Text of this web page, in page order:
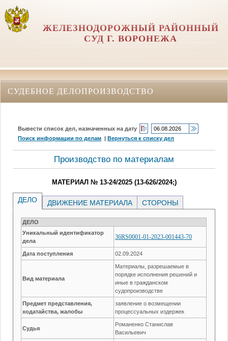
ЖЕЛЕЗНОДОРОЖНЫЙ РАЙОННЫЙ
СУД Г. ВОРОНЕЖА
СУДЕБНОЕ ДЕЛОПРОИЗВОДСТВО
Вывести список дел, назначенных на дату
Поиск информации по делам |Вернуться к списку дел
Производство по материалам
МАТЕРИАЛ № 13-24/2025 (13-626/2024;)
ДЕЛО ДВИЖЕНИЕ МАТЕРИАЛА СТОРОНЫ
ДЕЛО
Уникальный идентификатор
дела
36RS0001-01-2023-001443-70
Дата поступления 02.09.2024
Вид материала
Материалы, разрешаемые в
порядке исполнения решений и
иные в гражданском
судопроизводстве
Предмет представления,
ходатайства, жалобы
заявление о возмещении
процессуальных издержек
Судья
Романенко Станислав
Васильевич